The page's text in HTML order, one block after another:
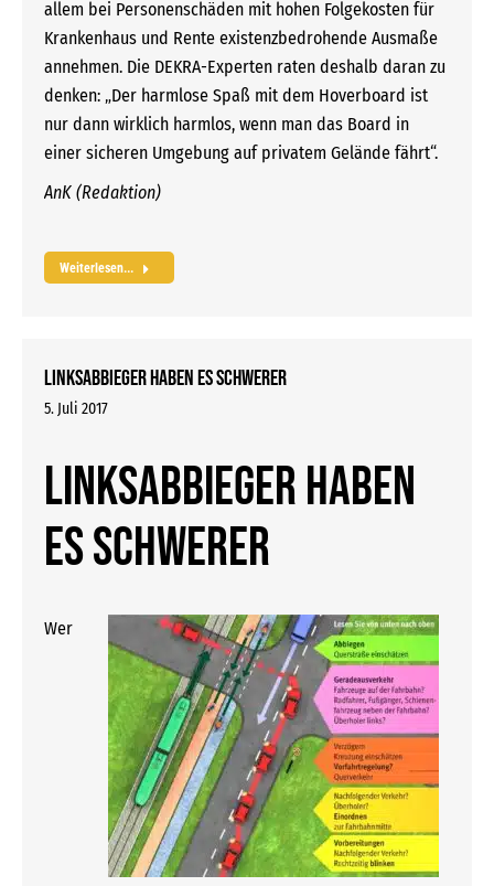
allem bei Personenschäden mit hohen Folgekosten für
Krankenhaus und Rente existenzbedrohende Ausmaße
annehmen. Die DEKRA-Experten raten deshalb daran zu
denken: „Der harmlose Spaß mit dem Hoverboard ist
nur dann wirklich harmlos, wenn man das Board in
einer sicheren Umgebung auf privatem Gelände fährt“.
AnK (Redaktion)
Weiterlesen...
Linksabbieger haben es schwerer
5. Juli 2017
Linksabbieger haben
es schwerer
Wer